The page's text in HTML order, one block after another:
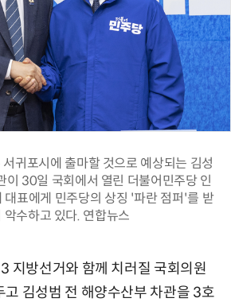
귀포시에 출마할 것으로 예상되는 김성
이 30일 국회에서 열린 더불어민주당 인
대표에게 민주당의 상징 '파란 점퍼'를 받
악수하고 있다. 연합뉴스
지방선거와 함께 치러질 국회의원
고 김성범 전 해양수산부 차관을 3호